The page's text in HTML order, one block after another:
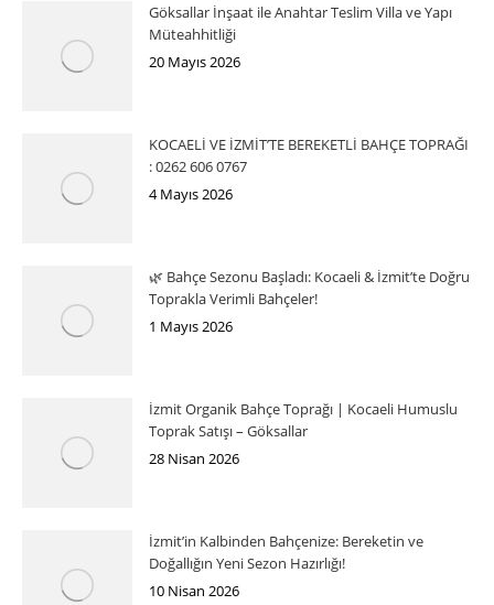
Göksallar İnşaat ile Anahtar Teslim Villa ve Yapı
Müteahhitliği
20 Mayıs 2026
KOCAELİ VE İZMİT’TE BEREKETLİ BAHÇE TOPRAĞI
: 0262 606 0767
4 Mayıs 2026
🌿 Bahçe Sezonu Başladı: Kocaeli & İzmit’te Doğru
Toprakla Verimli Bahçeler!
1 Mayıs 2026
İzmit Organik Bahçe Toprağı | Kocaeli Humuslu
Toprak Satışı – Göksallar
28 Nisan 2026
İzmit’in Kalbinden Bahçenize: Bereketin ve
Doğallığın Yeni Sezon Hazırlığı!
10 Nisan 2026